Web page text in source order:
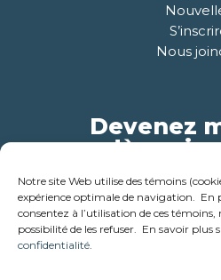
Notre site Web utilise des témoins
expérience optimale de navigation. En
consentez à l’utilisation de ces
possibilité de les refuser. En savoir plus
confidentialité.
Nous
Devenez
dès
Pour plus